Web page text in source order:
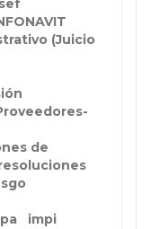
(Juicio
de
impi